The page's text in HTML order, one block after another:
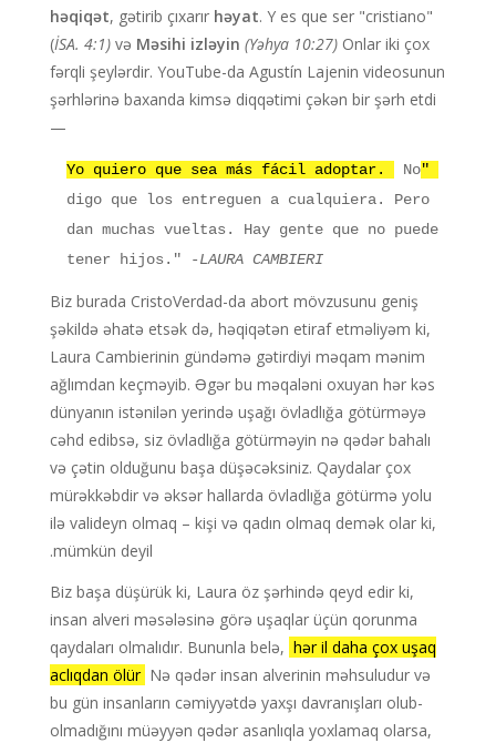
həqiqət, gətirib çıxarırhəyat. Y es que ser "cristiano"
(İSA. 4:1)və Məsihi izləyin (Yəhya 10:27)Onlar iki çox
fərqli şeylərdir. YouTube-da Agustín Lajenin videosunun
şərhlərinə baxanda kimsə diqqətimi çəkən bir şərh etdi
—
"Yo quiero que sea más fácil adoptar.
No
digo que los entreguen a cualquiera. Pero
dan muchas vueltas. Hay gente que no puede
tener hijos."
-LAURA CAMBIERI
Biz burada CristoVerdad-da abort mövzusunu geniş
şəkildə əhatə etsək də, həqiqətən etiraf etməliyəm ki,
Laura Cambierinin gündəmə gətirdiyi məqam mənim
ağlımdan keçməyib. Əgər bu məqaləni oxuyan hər kəs
dünyanın istənilən yerində uşağı övladlığa götürməyə
cəhd edibsə, siz övladlığa götürməyin nə qədər bahalı
və çətin olduğunu başa düşəcəksiniz. Qaydalar çox
mürəkkəbdir və əksər hallarda övladlığa götürmə yolu
ilə valideyn olmaq – kişi və qadın olmaq demək olar ki,
mümkün deyil.
Biz başa düşürük ki, Laura öz şərhində qeyd edir ki,
insan alveri məsələsinə görə uşaqlar üçün qorunma
qaydaları olmalıdır. Bununla belə, hər il daha çox uşaq
aclıqdan ölür Nə qədər insan alverinin məhsuludur və
bu gün insanların cəmiyyətdə yaxşı davranışları olub-
olmadığını müəyyən qədər asanlıqla yoxlamaq olarsa,